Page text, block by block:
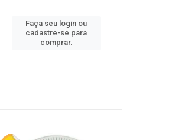
Faça seu login ou
cadastre-se para
comprar.